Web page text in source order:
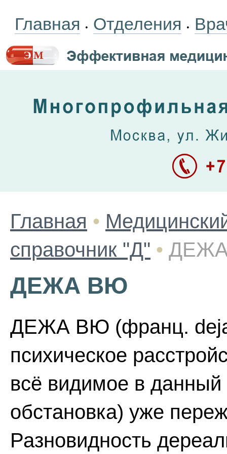
Главная • Отделения •
Главная •
справочник "Д" •
ДЕЖА ВЮ
ДЕЖА ВЮ (франц. deja
психическое
всё видимое в
обстановка) уже
Разновидность